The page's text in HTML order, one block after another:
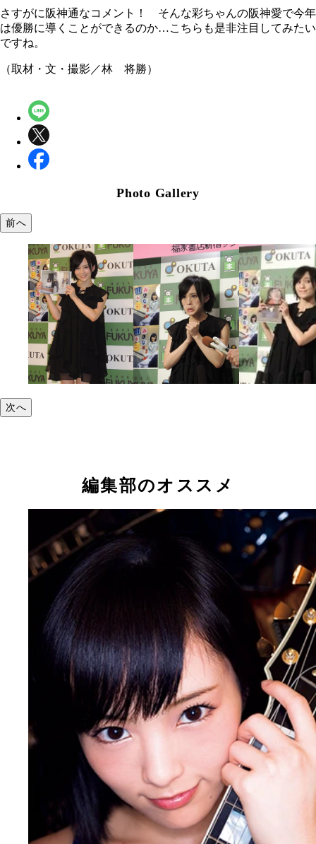
さすがに阪神通なコメント！ そんな彩ちゃんの阪神愛で今年
は優勝に導くことができるのか…こちらも是非注目してみたい
ですね。
（取材・文・撮影／林 将勝）
Photo Gallery
前へ
次へ
編集部のオススメ